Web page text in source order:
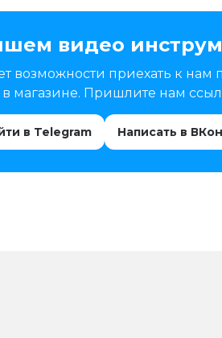
видео
возможности приехать к
в магазине. Пришлите нам
в Telegram Написать в